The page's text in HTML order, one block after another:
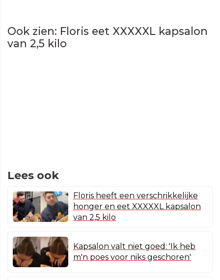
Ook zien: Floris eet XXXXXL kapsalon
van 2,5 kilo
Lees ook
Floris heeft een verschrikkelijke
honger en eet XXXXXL kapsalon
van 2,5 kilo
Kapsalon valt niet goed: 'Ik heb
m'n poes voor niks geschoren'